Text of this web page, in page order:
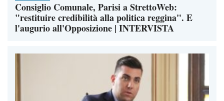
Consiglio Comunale, Parisi a StrettoWeb:
"restituire credibilità alla politica reggina". E
l'augurio all'Opposizione | INTERVISTA